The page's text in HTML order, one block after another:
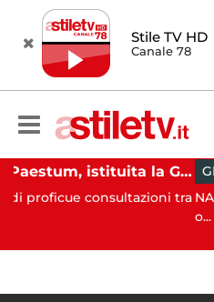
Stile TV HD
Canale 78
Capaccio Paestum, istituita la Guardia Medica Turistica presso il Psaut di Piazza Santini
consultazioni tra
GIUDIZIARIA
NAPOLI.